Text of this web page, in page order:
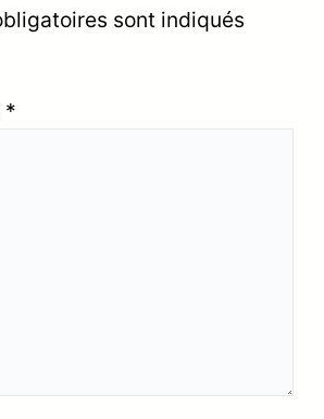
sont indiqués
*